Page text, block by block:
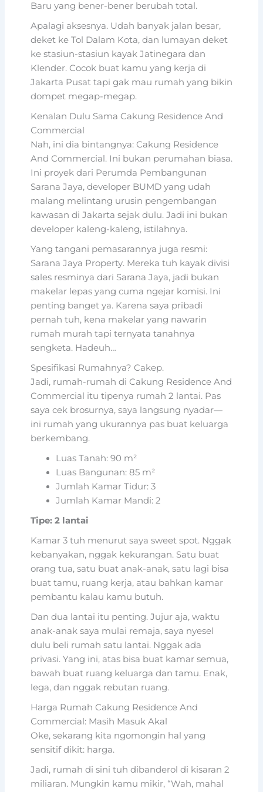
Baru yang bener-bener berubah total.
Apalagi aksesnya. Udah banyak jalan besar,
deket ke Tol Dalam Kota, dan lumayan deket
ke stasiun-stasiun kayak Jatinegara dan
Klender. Cocok buat kamu yang kerja di
Jakarta Pusat tapi gak mau rumah yang bikin
dompet megap-megap.
Kenalan Dulu Sama Cakung Residence And
Commercial
Nah, ini dia bintangnya: Cakung Residence
And Commercial. Ini bukan perumahan biasa.
Ini proyek dari Perumda Pembangunan
Sarana Jaya, developer BUMD yang udah
malang melintang urusin pengembangan
kawasan di Jakarta sejak dulu. Jadi ini bukan
developer kaleng-kaleng, istilahnya.
Yang tangani pemasarannya juga resmi:
Sarana Jaya Property. Mereka tuh kayak divisi
sales resminya dari Sarana Jaya, jadi bukan
makelar lepas yang cuma ngejar komisi. Ini
penting banget ya. Karena saya pribadi
pernah tuh, kena makelar yang nawarin
rumah murah tapi ternyata tanahnya
sengketa. Hadeuh…
Spesifikasi Rumahnya? Cakep.
Jadi, rumah-rumah di Cakung Residence And
Commercial itu tipenya rumah 2 lantai. Pas
saya cek brosurnya, saya langsung nyadar—
ini rumah yang ukurannya pas buat keluarga
berkembang.
Luas Tanah: 90 m²
Luas Bangunan: 85 m²
Jumlah Kamar Tidur: 3
Jumlah Kamar Mandi: 2
Tipe: 2 lantai
Kamar 3 tuh menurut saya sweet spot. Nggak
kebanyakan, nggak kekurangan. Satu buat
orang tua, satu buat anak-anak, satu lagi bisa
buat tamu, ruang kerja, atau bahkan kamar
pembantu kalau kamu butuh.
Dan dua lantai itu penting. Jujur aja, waktu
anak-anak saya mulai remaja, saya nyesel
dulu beli rumah satu lantai. Nggak ada
privasi. Yang ini, atas bisa buat kamar semua,
bawah buat ruang keluarga dan tamu. Enak,
lega, dan nggak rebutan ruang.
Harga Rumah Cakung Residence And
Commercial: Masih Masuk Akal
Oke, sekarang kita ngomongin hal yang
sensitif dikit: harga.
Jadi, rumah di sini tuh dibanderol di kisaran 2
miliaran. Mungkin kamu mikir, “Wah, mahal